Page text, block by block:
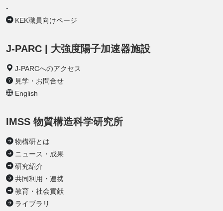
-
KEK職員向けページ
J-PARC | 大強度陽子加速器施設
J-PARCへのアクセス
見学・お問合せ
English
IMSS 物質構造科学研究所
物構研とは
ニュース・成果
研究紹介
共同利用・連携
教育・社会貢献
ライブラリ